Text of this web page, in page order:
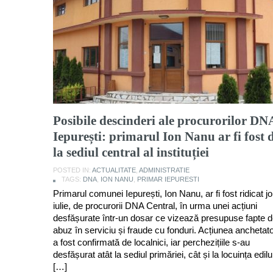
Posibile descinderi ale procurorilor
Iepurești: primarul Ion Nanu ar fi fost
la sediul central al instituției
POSTED IN: ACTUALITATE ADMINISTRATIE
TAGS: DNA ION NANU PRIMAR IEPURESTI
Primarul comunei Iepurești, Ion Nanu, ar fi fost ridicat
iulie, de procurorii DNA Central, în urma unei acțiuni
desfășurate într-un dosar ce vizează presupuse fapte
abuz în serviciu și fraude cu fonduri. Acțiunea
a fost confirmată de localnici, iar perchezițiile s-au
desfășurat atât la sediul primăriei, cât și la locuința
[…]